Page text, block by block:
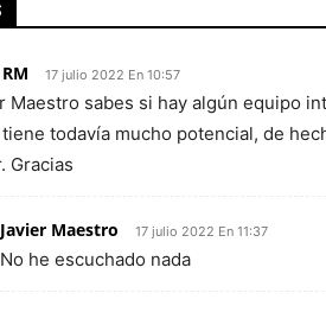
17 julio 2022 En 10:57
Maestro sabes si hay algún equipo
todavía mucho potencial, de
Gracias
Javier Maestro 17 julio 2022 En 11:37
No he escuchado nada